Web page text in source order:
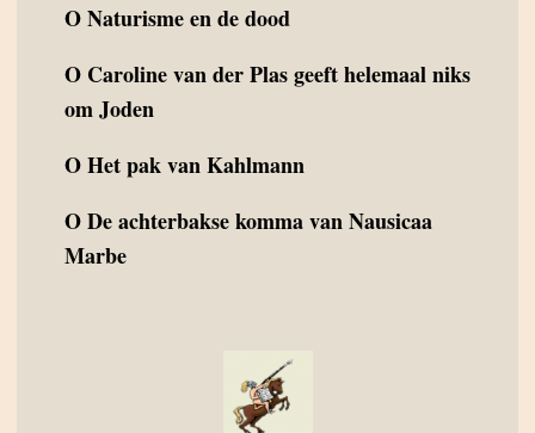
ONaturisme en de dood
O Caroline van der Plas geeft helemaal niks
om Joden
OHet pak van Kahlmann
ODe achterbakse komma van Nausicaa
Marbe